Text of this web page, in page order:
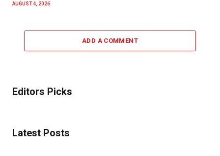
AUGUST 4, 2026
ADD A COMMENT
Editors Picks
Latest Posts